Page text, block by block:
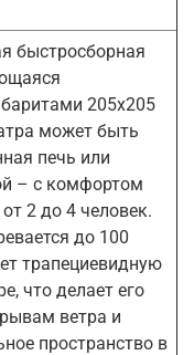
быстросборная
205х205
может быть
печь или
– с комфортом
2 до 4 человек.
до 100
трапециевидную
что делает его
ветра и
пространство в